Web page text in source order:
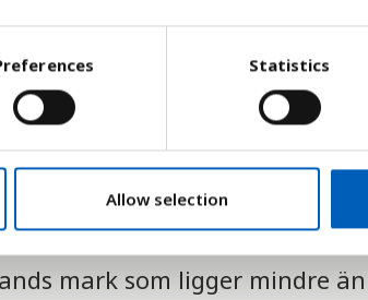
Statistics
Allow selection
mark som ligger mindre